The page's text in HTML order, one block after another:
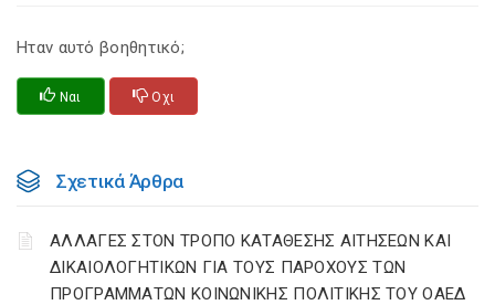
Ηταν αυτό βοηθητικό;
Ναι Οχι
Σχετικά Άρθρα
ΑΛΛΑΓΕΣ ΣΤΟΝ ΤΡΟΠΟ ΚΑΤΑΘΕΣΗΣ ΑΙΤΗΣΕΩΝ ΚΑΙ
ΔΙΚΑΙΟΛΟΓΗΤΙΚΩΝ ΓΙΑ ΤΟΥΣ ΠΑΡΟΧΟΥΣ ΤΩΝ
ΠΡΟΓΡΑΜΜΑΤΩΝ ΚΟΙΝΩΝΙΚΗΣ ΠΟΛΙΤΙΚΗΣ ΤΟΥ ΟΑΕΔ